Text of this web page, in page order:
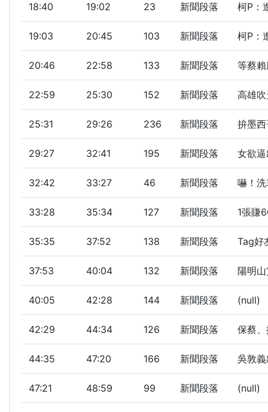
18:40 19:02 23 新聞段落 柯P：
19:03 20:45 103 新聞段落 柯P：
20:46 22:58 133 新聞段落 等蔡
22:59 25:30 152 新聞段落 高雄
25:31 29:26 236 新聞段落 拚墨
29:27 32:41 195 新聞段落 女欲
32:42 33:27 46 新聞段落 嚇！
33:28 35:34 127 新聞段落 1張賺
35:35 37:52 138 新聞段落 Tag好
37:53 40:04 132 新聞段落 陽明
40:05 42:28 144 新聞段落 (null)
42:29 44:34 126 新聞段落 保蔡
44:35 47:20 166 新聞段落 吳敦
47:21 48:59 99 新聞段落 (null)